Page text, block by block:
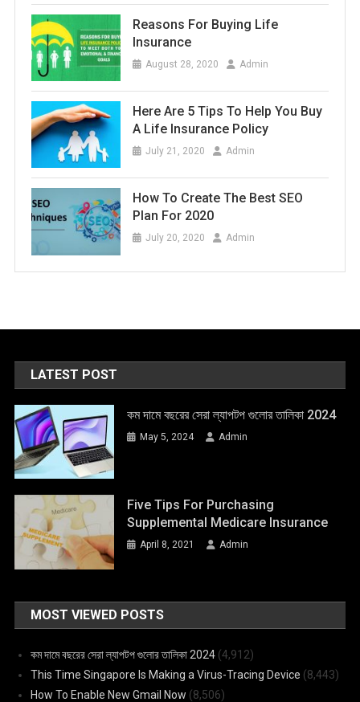
Reasons For Buying Life
Insurance
August 28, 2020 Admin
Here Are 5 Tips To Help You Buy
A Life Insurance Policy
July 21, 2020 Admin
How To Create The Best SEO
Plan For 2020
July 20, 2020 Admin
LATEST POST
কম দামে বছরের সেরা ল্যাপটপ গুলোর তালিকা 2024
May 5, 2024 Admin
Five Tips For Purchasing
Supplemental Medicare Insurance
April 8, 2021 Admin
MOST VIEWED POSTS
কম দামে বছরের সেরা ল্যাপটপ গুলোর তালিকা 2024 (4,912)
This Time Singapore Is Making a Virus-Tracing Device (8,443)
How To Enable New Gmail Now (8,506)